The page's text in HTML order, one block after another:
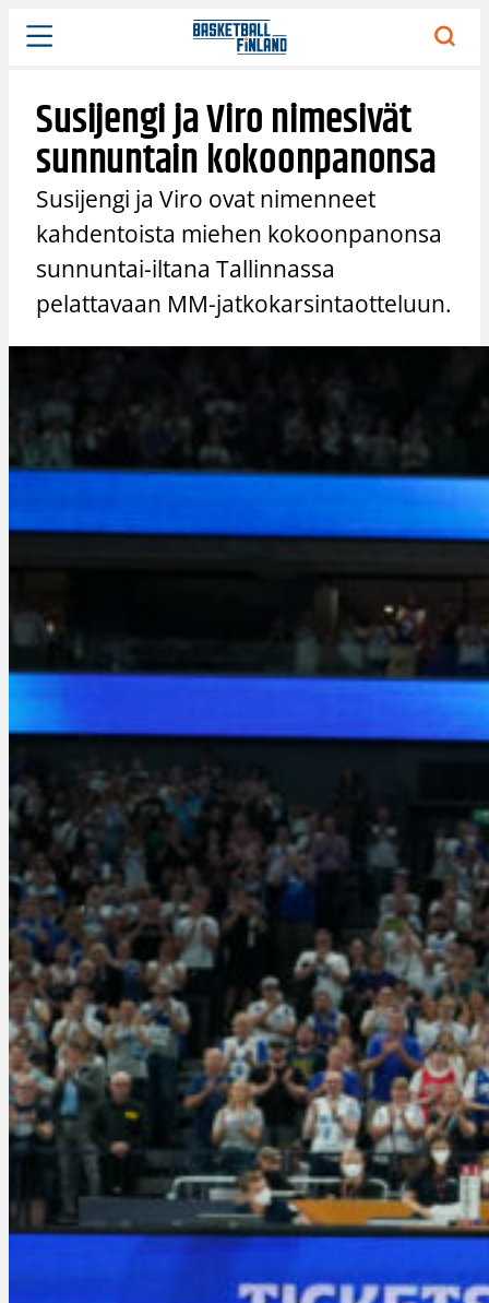
Siirry
sisältöön
Susijengi ja Viro nimesivät
sunnuntain kokoonpanonsa
Susijengi ja Viro ovat nimenneet
kahdentoista miehen kokoonpanonsa
sunnuntai-iltana Tallinnassa
pelattavaan MM-jatkokarsintaotteluun.